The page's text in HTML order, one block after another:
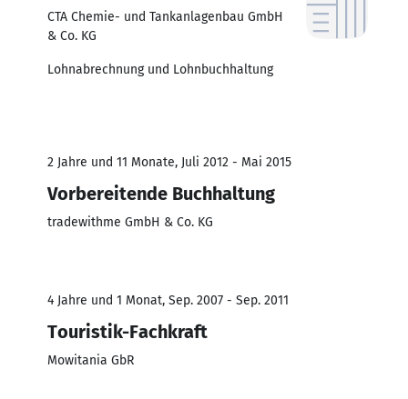
CTA Chemie- und Tankanlagenbau GmbH
& Co. KG
Lohnabrechnung und Lohnbuchhaltung
2 Jahre und 11 Monate, Juli 2012 - Mai 2015
Vorbereitende Buchhaltung
tradewithme GmbH & Co. KG
4 Jahre und 1 Monat, Sep. 2007 - Sep. 2011
Touristik-Fachkraft
Mowitania GbR